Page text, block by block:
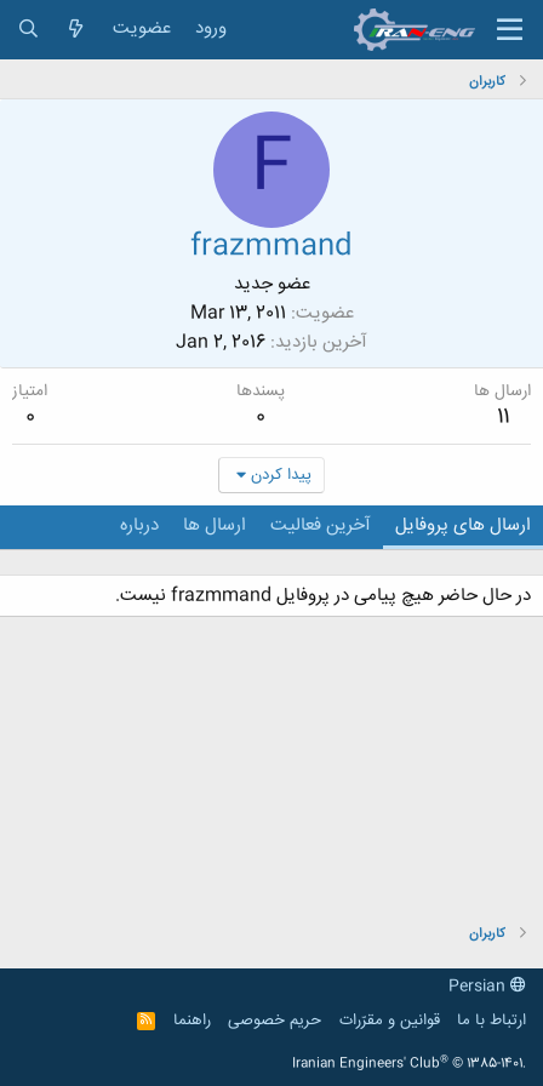
ورود عضویت
کاربران
F
frazmmand
عضو جدید
عضویت Mar 13, 2011
آخرین بازدید Jan 2, 2016
ارسال ها
11
پسندها
0
امتیاز
0
پیدا کردن
ارسال های پروفایل آخرین فعالیت ارسال ها درباره
در حال حاضر هیچ پیامی در پروفایل frazmmand نیست.
کاربران
ارتباط با ما
قوانین و مقرّرات حریم خصوصی راهنما
R
S
Iranian Engineers' Club® © 1385-1401.